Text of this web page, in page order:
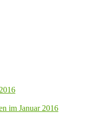
im Januar 2016